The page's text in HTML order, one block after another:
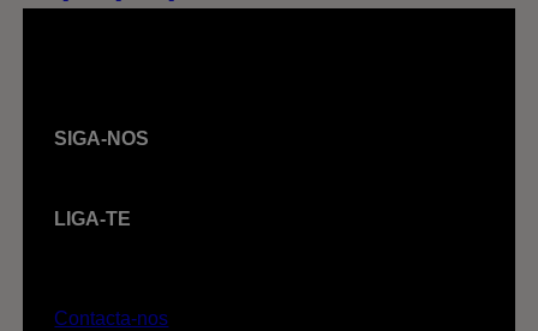
SIGA-NOS
LIGA-TE
Contacta-nos